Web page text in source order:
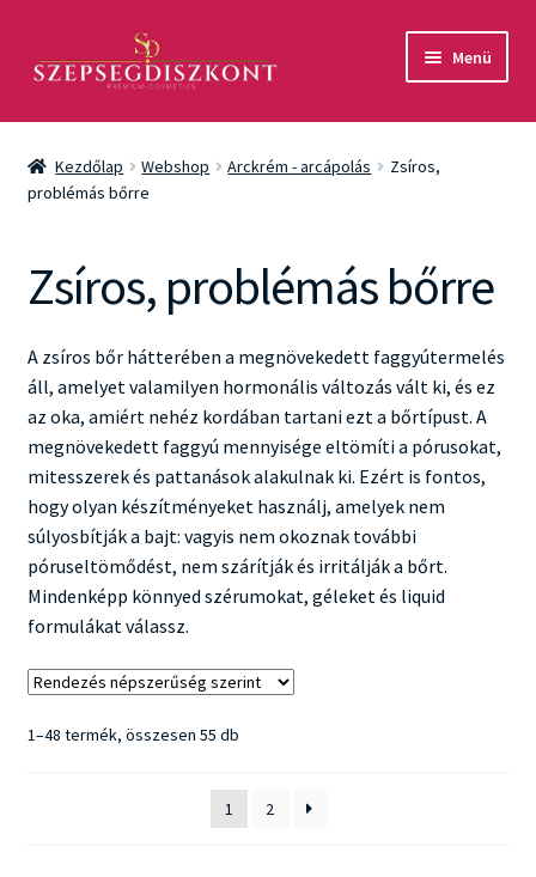
aa
Menü
Akció
Csomagok
Testápolás
Fényvédelem
Férfiaknak
Márkák
Kezdőlap Webshop Arckrém - arcápolás
Zsíros,
problémás bőrre
Zsíros, problémás bőrre
A zsíros bőr hátterében a megnövekedett faggyútermelés
áll, amelyet valamilyen hormonális változás vált ki, és ez
az oka, amiért nehéz kordában tartani ezt a bőrtípust. A
megnövekedett faggyú mennyisége eltömíti a pórusokat,
mitesszerek és pattanások alakulnak ki. Ezért is fontos,
hogy olyan készítményeket használj, amelyek nem
súlyosbítják a bajt: vagyis nem okoznak további
póruseltömődést, nem szárítják és irritálják a bőrt.
Mindenképp könnyed szérumokat, géleket és liquid
formulákat válassz.
1–48 termék, összesen 55 dbSorted
popularity
1
2